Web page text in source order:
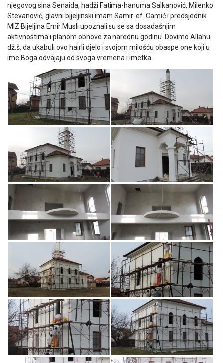
njegovog sina Senaida, hadži Fatima-hanuma Salkanović, Milenko
Stevanović, glavni bijeljinski imam Samir-ef. Camić i predsjednik
MIZ Bijeljina Emir Musli upoznali su se sa dosadašnjim
aktivnostima i planom obnove za narednu godinu. Dovimo Allahu
dž.š. da ukabuli ovo hairli djelo i svojom milošću obaspe one koji u
ime Boga odvajaju od svoga vremena i imetka.